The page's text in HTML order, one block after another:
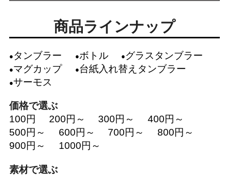
商品ラインナップ
タンブラー ボトル
グラスタンブラー
マグカップ
台紙入れ替えタンブラー
サーモス
価格で選ぶ
100円
200円～ 300円～
400円～
500円～
600円～ 700円～
800円～
900円～
1000円～
素材で選ぶ